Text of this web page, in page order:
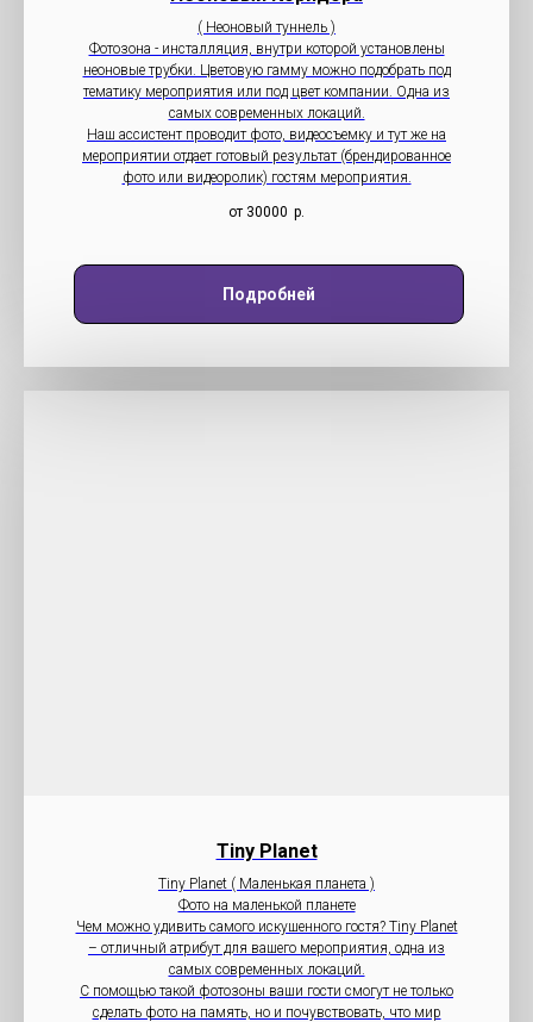
( Неоновый туннель )
Фотозона - инсталляция, внутри которой установлены
неоновые трубки. Цветовую гамму можно подобрать под
тематику мероприятия или под цвет компании. Одна из
самых современных локаций.
Наш ассистент проводит фото, видеосъемку и тут же на
мероприятии отдает готовый результат (брендированное
фото или видеоролик) гостям мероприятия.
от 30000 р.
Подробней
Tiny Planet
Tiny Planet ( Маленькая планета )
Фото на маленькой планете
Чем можно удивить самого искушенного гостя? Tiny Planet
– отличный атрибут для вашего мероприятия, одна из
самых современных локаций.
С помощью такой фотозоны ваши гости смогут не только
сделать фото на память, но и почувствовать, что мир